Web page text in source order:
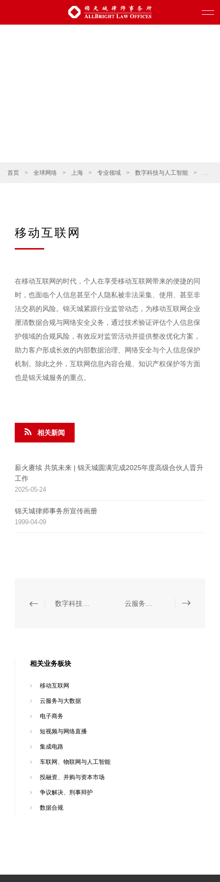
首页 > 全球网络 > 上海 > 专业领域 > 数字科技与人工智能 > 移动
移动互联网
在移动互联网的时代，个人在享受移动互联网带来的便捷的同
时，也面临个人信息甚至个人隐私被非法采集、使用、甚至非
法交易的风险。锦天城紧跟行业监管动态，为移动互联网企业
厘清数据合规与网络安全义务，通过技术验证评估个人信息保
护领域的合规风险，有效应对监管活动并提供整改优化方案，
助力客户形成长效的内部数据治理、网络安全与个人信息保护
机制。除此之外，互联网信息内容合规、知识产权保护等方面
也是锦天城服务的重点。
相关新闻
薪火赓续 共筑未来 | 锦天城圆满完成2025年度高级合伙人晋升
工作
2025-05-24
锦天城律师事务所宣传画册
1999-04-09
相关业务板块
移动互联网
云服务与大数据
电子商务
短视频与网络直播
集成电路
车联网、物联网与人工智能
投融资、并购与资本市场
争议解决、刑事辩护
数据合规